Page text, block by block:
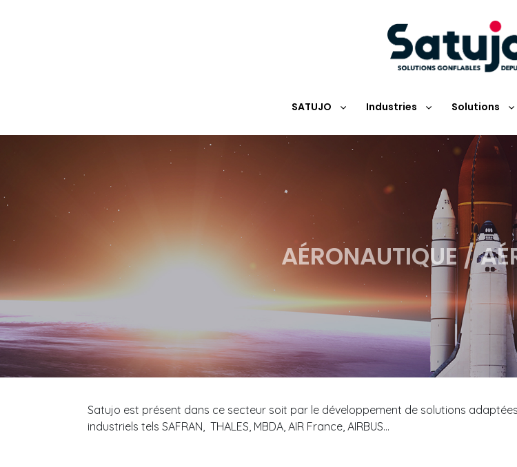
SATUJO Industries Solutions
AÉRONAUTIQUE /
Satujo est présent dans ce secteur soit par le développement de solutions
industriels tels SAFRAN, THALES, MBDA, AIR France, AIRBUS…